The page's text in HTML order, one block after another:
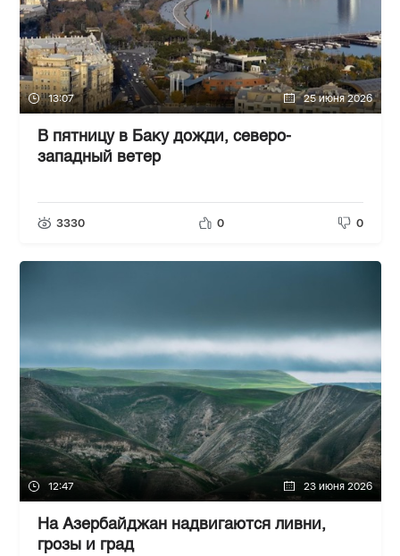
13:07 25 июня 2026
В пятницу в Баку дожди, северо-
западный ветер
3330 0 0
12:47 23 июня 2026
На Азербайджан надвигаются ливни,
грозы и град